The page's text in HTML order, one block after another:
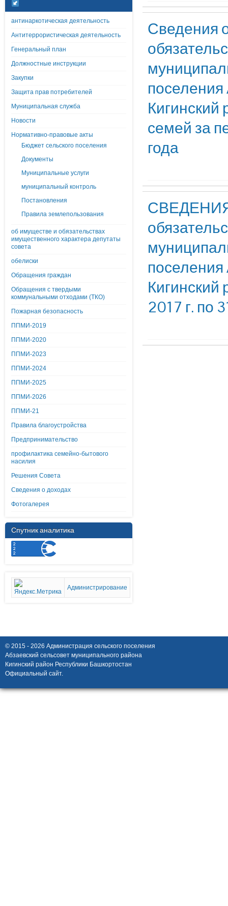
антинаркотическая деятельность
Антитеррористическая деятельность
Генеральный план
Должностные инструкции
Закупки
Защита прав потребителей
Муниципальная служба
Новости
Нормативно-правовые акты
Бюджет сельского поселения
Документы
Муниципальные услуги
муниципальный контроль
Постановления
Правила землепользования
об имуществе и обязательствах
имущественного характера депутаты
совета
обелиски
Обращения граждан
Обращения с твердыми
коммунальными отходами (ТКО)
Пожарная безопасность
ППМИ-2019
ППМИ-2020
ППМИ-2023
ППМИ-2024
ППМИ-2025
ППМИ-2026
ППМИ-21
Правила благоустройства
Предпринимательство
профилактика семейно-бытового
насилия
Решения Совета
Сведения о доходах
Фотогалерея
Спутник аналитика
Администрирование
Сведения
Кигинский
семей за
года
СВЕДЕНИЯ
Кигинский
2017 г. по
© 2015 - 2026 Администрация сельского поселения
Абзаевский сельсовет муниципального района
Кигинский район Республики Башкортостан
Официальный сайт.